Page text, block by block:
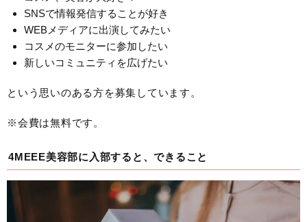
SNSで情報発信することが好き
WEBメディアに出演してみたい
コスメのモニターに参加したい
新しいコミュニティを広げたい
という思いのある方を募集しています。
※会費は無料です。
4MEEE美容部に入部すると、できること